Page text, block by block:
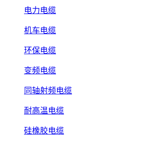
电力电缆
机车电缆
环保电缆
变频电缆
同轴射频电缆
耐高温电缆
硅橡胶电缆